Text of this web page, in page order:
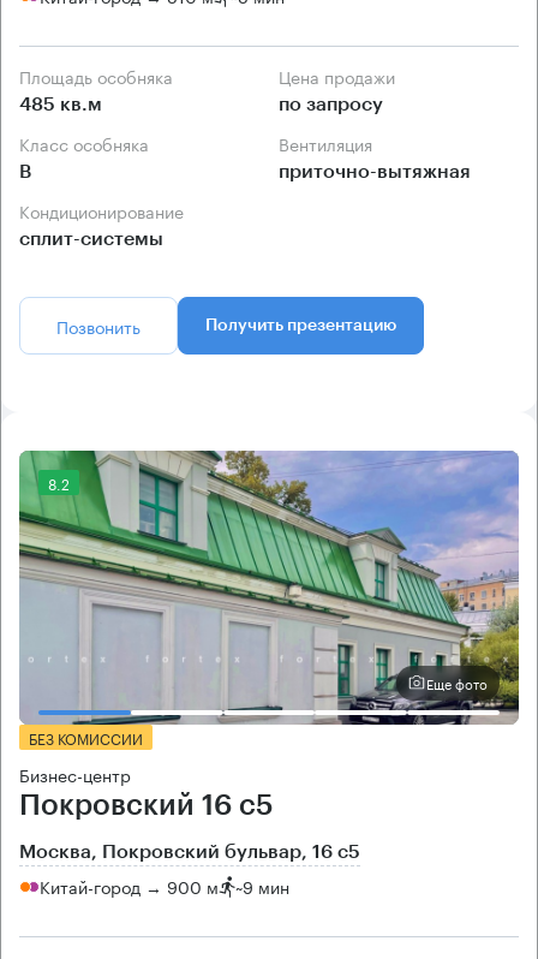
Площадь особняка
485 кв.м
Цена продажи
по запросу
Класс особняка
B
Вентиляция
приточно-вытяжная
Кондиционирование
сплит-системы
Позвонить Получить презентацию
8.2
Еще фото
БЕЗ КОМИССИИ
Бизнес-центр
Покровский 16 с5
Москва, Покровский бульвар, 16 с5
Китай-город → 900 м ~9 мин